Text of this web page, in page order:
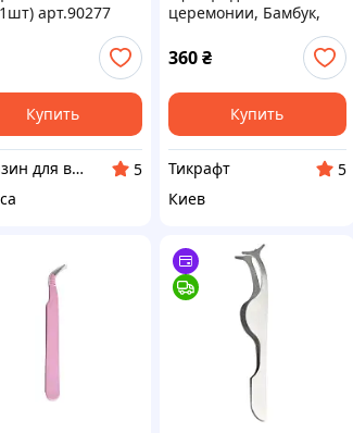
арт.90277
Купить
Магазин для всієї сім'ї
5
церемонии, Бамбук,
металлический пинцет
Ча Цзюй для пиал,
выбор цвета
360 ₴
Купить
Тикрафт
5
Киев